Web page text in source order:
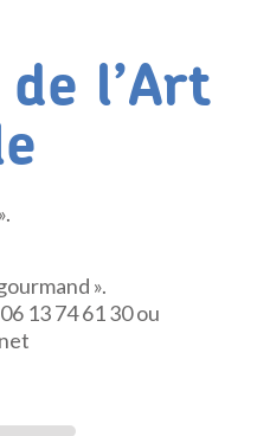
l’Art
».
13 74 61 30 ou